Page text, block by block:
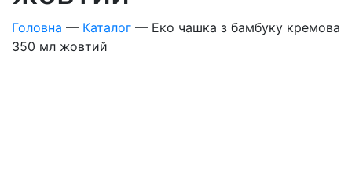
Головна — Каталог — Еко чашка з бамбуку кремова
350 мл жовтий